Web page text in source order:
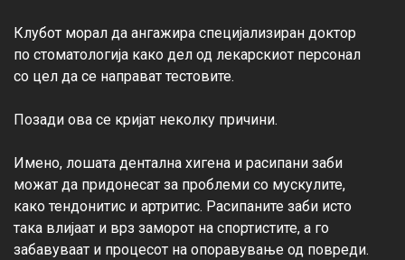
Клубот морал да ангажира специјализиран доктор
по стоматологија како дел од лекарскиот персонал
со цел да се направат тестовите.
Позади ова се кријат неколку причини.
Имено, лошата дентална хигена и расипани заби
можат да придонесат за проблеми со мускулите,
како тендонитис и артритис. Расипаните заби исто
така влијаат и врз заморот на спортистите, а го
забавуваат и процесот на опоравување од повреди.